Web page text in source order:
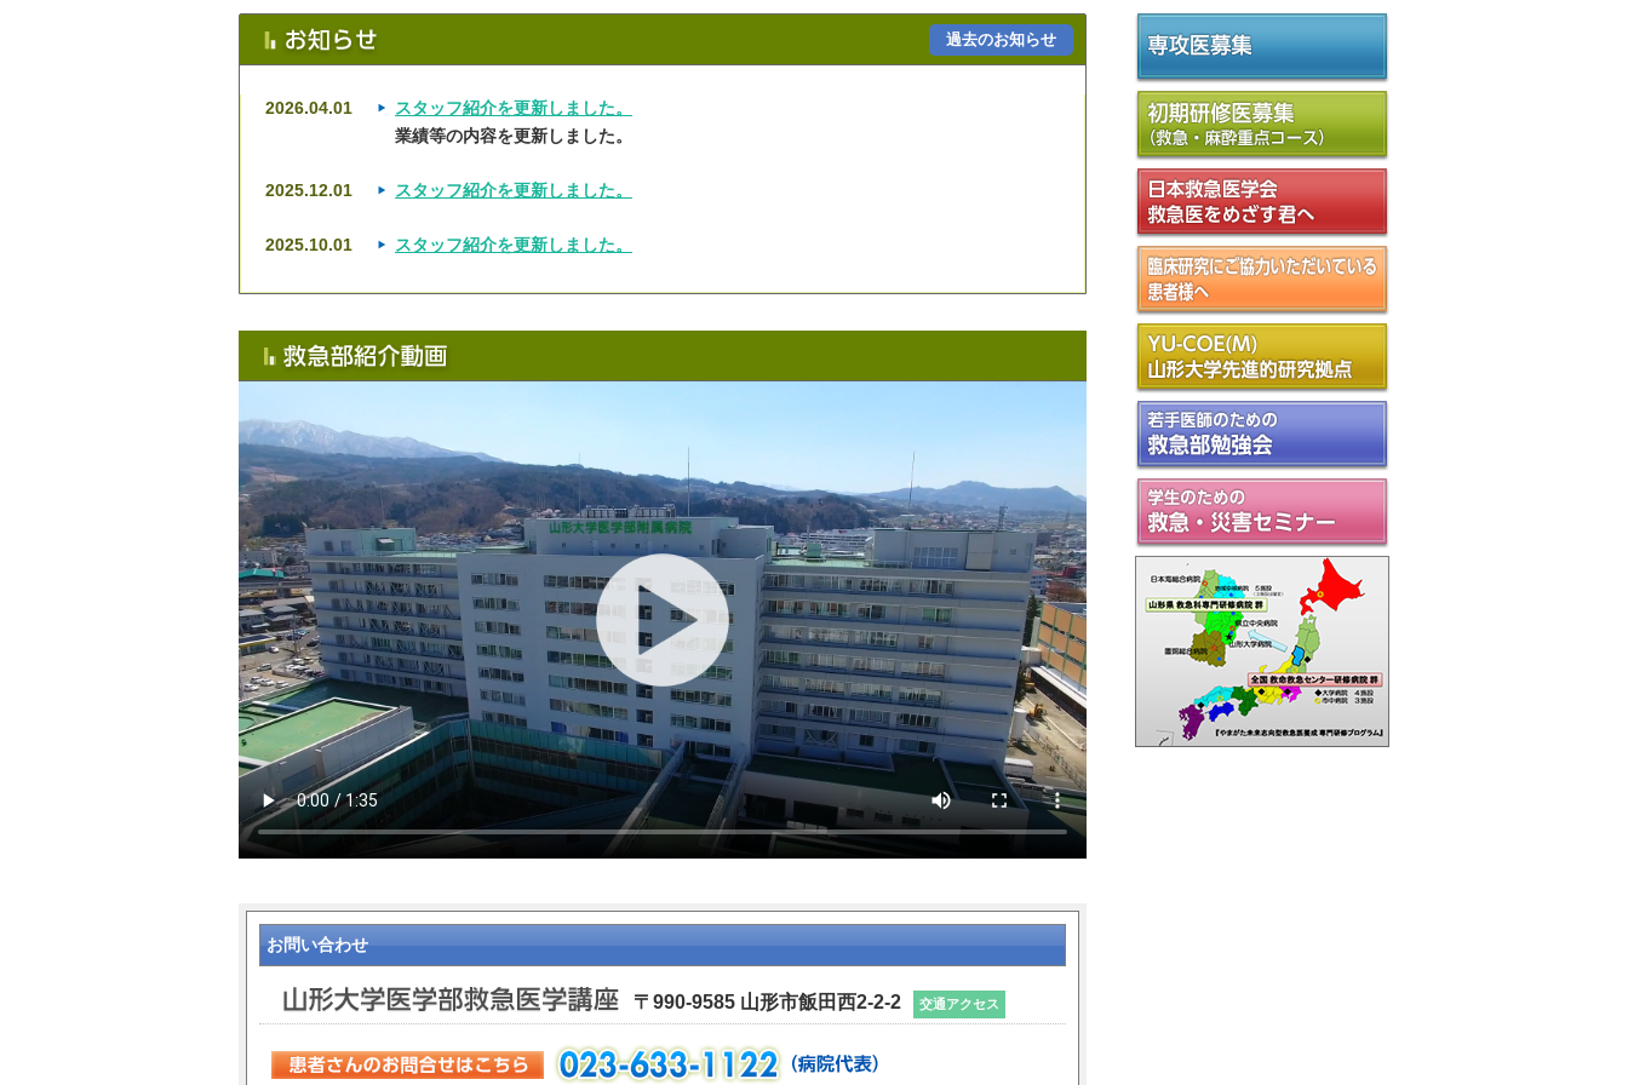
過去のお知らせ
2026.04.01
スタッフ紹介を更新しました。
業績等の内容を更新しました。
2025.12.01 スタッフ紹介を更新しました。
2025.10.01 スタッフ紹介を更新しました。
お問い合わせ
〒990-9585 山形市飯田西2-2-2 交通アクセス